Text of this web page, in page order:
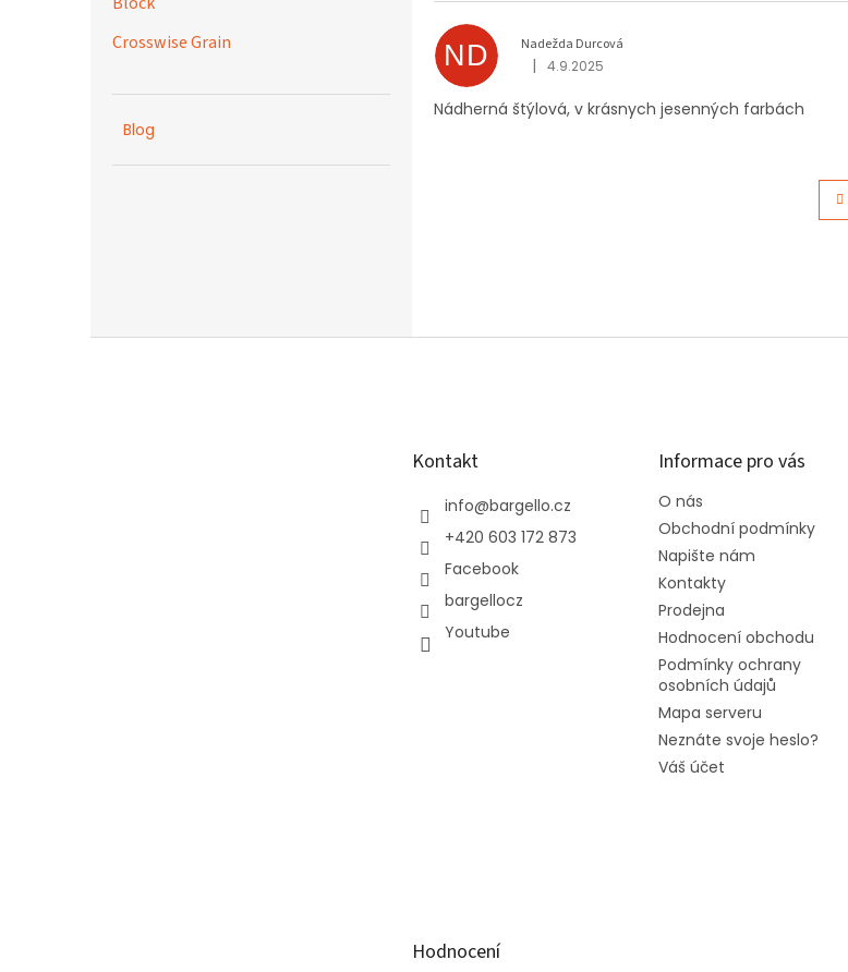
Crosswise Grain
Blog
ND Nadežda Durcová
Hodnocení obchodu je 5 z 5 hvězdiček.
| 4.9.2025
Nádherná štýlová, v krásnych jesenných farbách
Kontakt
info@bargello.cz
+420 603 172 873
Facebook
bargellocz
Youtube
Informace pro vás
O nás
Obchodní podmínky
Napište nám
Kontakty
Prodejna
Hodnocení obchodu
Podmínky ochrany
osobních údajů
Mapa serveru
Neznáte svoje heslo?
Váš účet
Hodnocení